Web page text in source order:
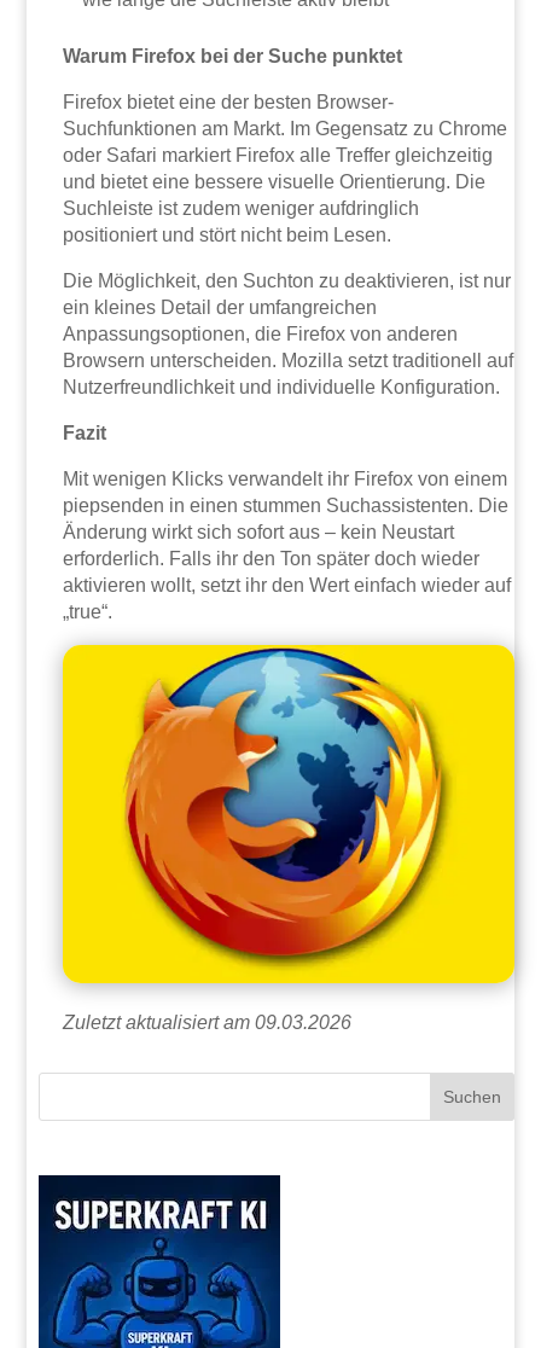
Warum Firefox bei der Suche punktet
Firefox bietet eine der besten Browser-
Suchfunktionen am Markt. Im Gegensatz zu Chrome
oder Safari markiert Firefox alle Treffer gleichzeitig
und bietet eine bessere visuelle Orientierung. Die
Suchleiste ist zudem weniger aufdringlich
positioniert und stört nicht beim Lesen.
Die Möglichkeit, den Suchton zu deaktivieren, ist nur
ein kleines Detail der umfangreichen
Anpassungsoptionen, die Firefox von anderen
Browsern unterscheiden. Mozilla setzt traditionell auf
Nutzerfreundlichkeit und individuelle Konfiguration.
Fazit
Mit wenigen Klicks verwandelt ihr Firefox von einem
piepsenden in einen stummen Suchassistenten. Die
Änderung wirkt sich sofort aus – kein Neustart
erforderlich. Falls ihr den Ton später doch wieder
aktivieren wollt, setzt ihr den Wert einfach wieder auf
„true“.
Zuletzt aktualisiert am 09.03.2026